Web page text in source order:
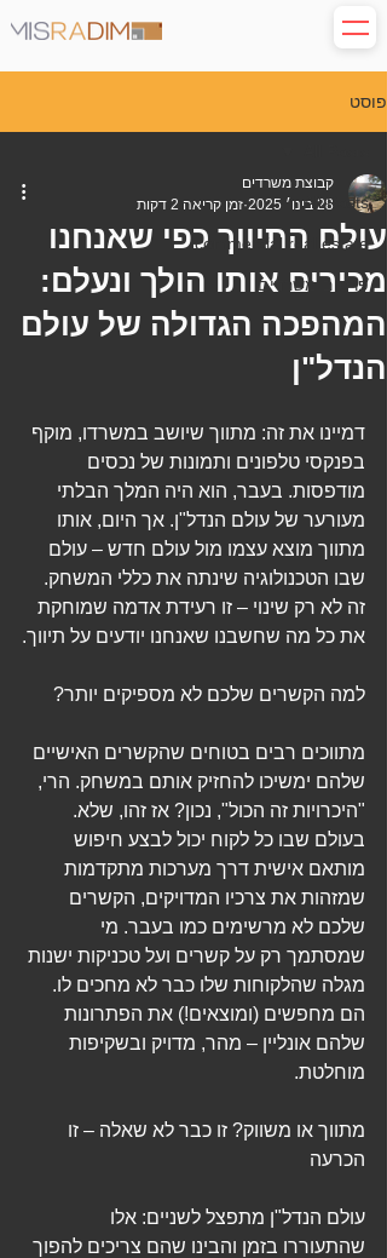
פוסט
All Posts
commercial real estate
פרסום משרדים
עולם התיווך כפי שאנחנו
מכירים אותו הולך ונעלם:
המהפכה הגדולה של עולם
הנדל"ן
קבוצת משרדים
28 בינו׳ 2025
זמן קריאה 2 דקות
דמיינו את זה: מתווך שיושב במשרדו, מוקף
בפנקסי טלפונים ותמונות של נכסים
מודפסות. בעבר, הוא היה המלך הבלתי
מעורער של עולם הנדל"ן. אך היום, אותו
מתווך מוצא עצמו מול עולם חדש – עולם
שבו הטכנולוגיה שינתה את כללי המשחק.
זה לא רק שינוי – זו רעידת אדמה שמוחקת
את כל מה שחשבנו שאנחנו יודעים על תיווך.
למה הקשרים שלכם לא מספיקים יותר?
מתווכים רבים בטוחים שהקשרים האישיים
שלהם ימשיכו להחזיק אותם במשחק. הרי,
"היכרויות זה הכול", נכון? אז זהו, שלא.
בעולם שבו כל לקוח יכול לבצע חיפוש
מותאם אישית דרך מערכות מתקדמות
שמזהות את צרכיו המדויקים, הקשרים
שלכם לא מרשימים כמו בעבר. מי
שמסתמך רק על קשרים ועל טכניקות ישנות
מגלה שהלקוחות שלו כבר לא מחכים לו.
הם מחפשים (ומוצאים!) את הפתרונות
שלהם אונליין – מהר, מדויק ובשקיפות
מוחלטת.
מתווך או משווק? זו כבר לא שאלה – זו
הכרעה
עולם הנדל"ן מתפצל לשניים: אלו
שהתעוררו בזמן והבינו שהם צריכים להפוך